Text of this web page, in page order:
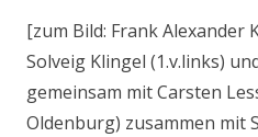
[zum Bild: Frank Alexander
Solveig Klingel (1.v.links)
gemeinsam mit Carsten
Oldenburg) zusammen mit